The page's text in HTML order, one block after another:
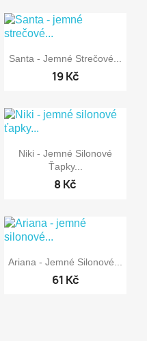
 Rychlý náhled
Santa - Jemné Strečové...
19 Kč
 Rychlý náhled
Niki - Jemné Silonové
Ťapky...
8 Kč
 Rychlý náhled
Ariana - Jemné Silonové...
61 Kč